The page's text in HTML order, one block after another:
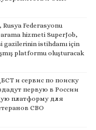
Federasyonu
hizmeti SuperJob,
gazilerinin istihdamı için
platformu oluşturacak
и сервис по поиску
первую в России
платформу для
СВО